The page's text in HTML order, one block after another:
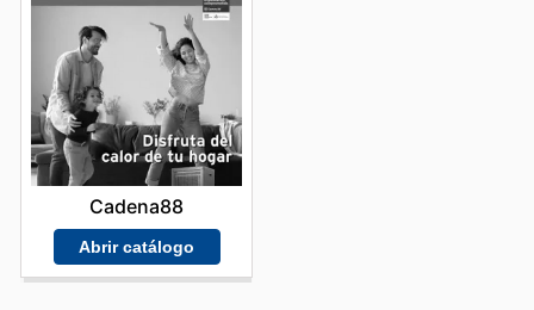
Cadena88
Abrir catálogo